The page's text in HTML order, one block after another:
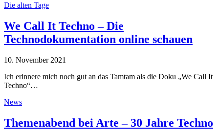
Die alten Tage
We Call It Techno – Die
Technodokumentation online schauen
10. November 2021
Ich erinnere mich noch gut an das Tamtam als die Doku „We Call It
Techno“…
News
Themenabend bei Arte – 30 Jahre Techno